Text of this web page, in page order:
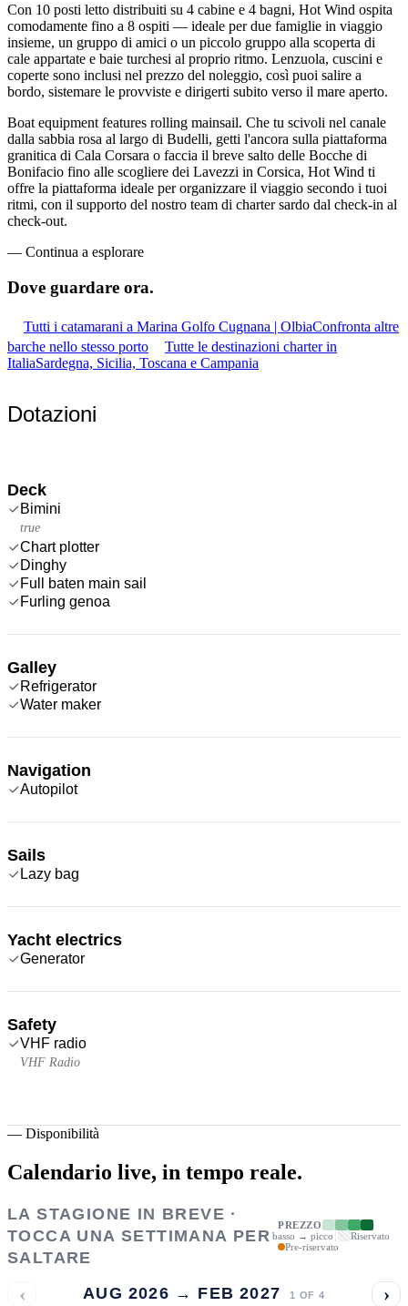
Con 10 posti letto distribuiti su 4 cabine e 4 bagni, Hot Wind ospita
comodamente fino a 8 ospiti — ideale per due famiglie in viaggio
insieme, un gruppo di amici o un piccolo gruppo alla scoperta di
cale appartate e baie turchesi al proprio ritmo. Lenzuola, cuscini e
coperte sono inclusi nel prezzo del noleggio, così puoi salire a
bordo, sistemare le provviste e dirigerti subito verso il mare aperto.
Boat equipment features rolling mainsail. Che tu scivoli nel canale
dalla sabbia rosa al largo di Budelli, getti l'ancora sulla piattaforma
granitica di Cala Corsara o faccia il breve salto delle Bocche di
Bonifacio fino alle scogliere dei Lavezzi in Corsica, Hot Wind ti
offre la piattaforma ideale per organizzare il viaggio secondo i tuoi
ritmi, con il supporto del nostro team di charter sardo dal check-in al
check-out.
— Continua a esplorare
Dove guardare ora.
Tutti i catamarani a Marina Golfo Cugnana | OlbiaConfronta altre
barche nello stesso porto
Tutte le destinazioni charter in
ItaliaSardegna, Sicilia, Toscana e Campania
Dotazioni
Deck
Bimini
true
Chart plotter
Dinghy
Full baten main sail
Furling genoa
Galley
Refrigerator
Water maker
Navigation
Autopilot
Sails
Lazy bag
Yacht electrics
Generator
Safety
VHF radio
VHF Radio
— Disponibilità
Calendario live, in tempo reale.
LA STAGIONE IN BREVE ·
TOCCA UNA SETTIMANA PER
SALTARE
PREZZO
basso → picco
Riservato
Pre-riservato
‹ AUG 2026 → FEB 2027 1 OF 4 ›